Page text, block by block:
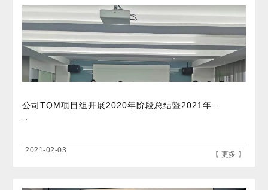
2021-02-03 【 更多 】